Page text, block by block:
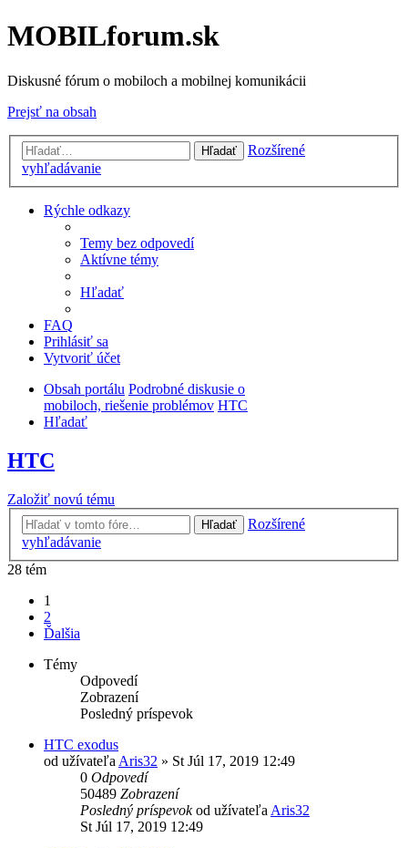
MOBILforum.sk
Diskusné fórum o mobiloch a mobilnej komunikácii
Prejsť na obsah
Hľadať
Rozšírené
vyhľadávanie
Rýchle odkazy
Temy bez odpovedí
Aktívne témy
Hľadať
FAQ
Prihlásiť sa
Vytvoriť účet
Obsah portálu Podrobné diskusie o
mobiloch, riešenie problémov HTC
Hľadať
HTC
Založiť novú tému
Hľadať
Rozšírené
vyhľadávanie
28 tém
1
2
Ďalšia
Témy
Odpovedí
Zobrazení
Posledný príspevok
HTC exodus
od užívateľa Aris32 » St Júl 17, 2019 12:49
0 Odpovedí
50489 Zobrazení
Posledný príspevokod užívateľa Aris32
St Júl 17, 2019 12:49